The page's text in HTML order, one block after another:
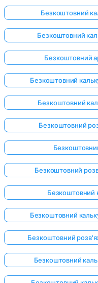
Безкоштовний
Безкоштовний
Безкоштовний
Безкоштовний
Безкоштовний
Безкоштовний
Безкоштовний
Безкоштовний
Безкоштовний
Безкоштовний
Безкоштовний